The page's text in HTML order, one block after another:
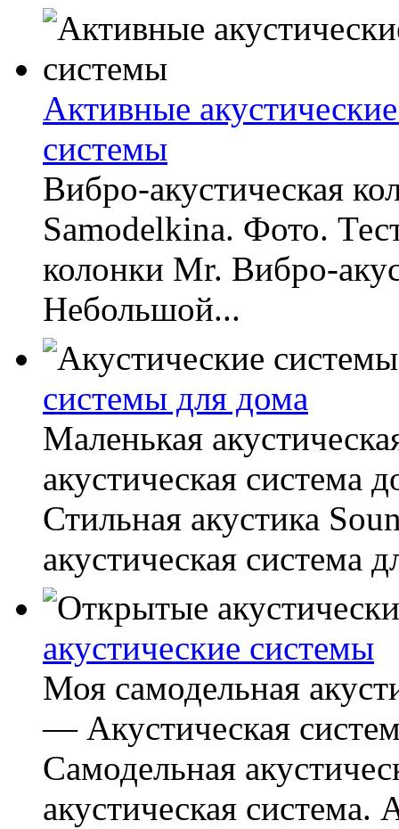
Активные
системы
Вибро-акустическая
Samodelkina. Фото.
колонки Mr. Вибро-
Небольшой...
системы для дома
Маленькая
акустическая система
Стильная акустика
акустическая система
акустические системы
Моя самодельная
— Акустическая
Самодельная
акустическая система.